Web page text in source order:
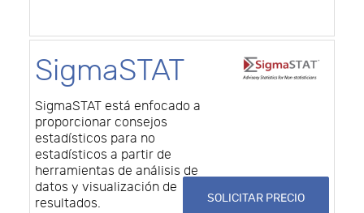
SigmaSTAT
SigmaSTAT está enfocado a
proporcionar consejos
estadísticos para no
estadísticos a partir de
herramientas de análisis de
datos y visualización de
resultados.
SOLICITAR PRECIO